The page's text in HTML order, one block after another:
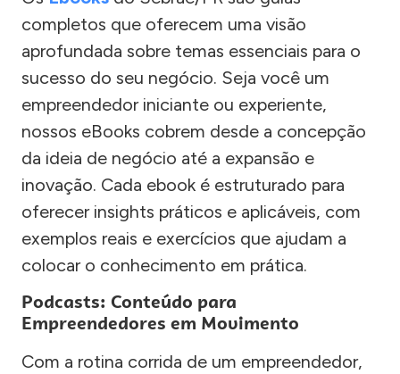
completos que oferecem uma visão
aprofundada sobre temas essenciais para o
sucesso do seu negócio. Seja você um
empreendedor iniciante ou experiente,
nossos eBooks cobrem desde a concepção
da ideia de negócio até a expansão e
inovação. Cada ebook é estruturado para
oferecer insights práticos e aplicáveis, com
exemplos reais e exercícios que ajudam a
colocar o conhecimento em prática.
Podcasts: Conteúdo para
Empreendedores em Movimento
Com a rotina corrida de um empreendedor,